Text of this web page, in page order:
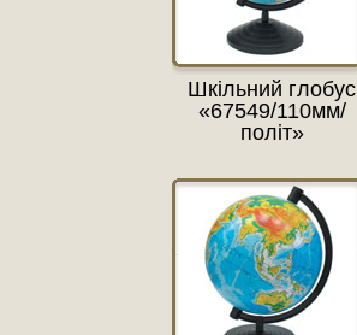
Шкільний глобус
«67549/110мм/
політ»